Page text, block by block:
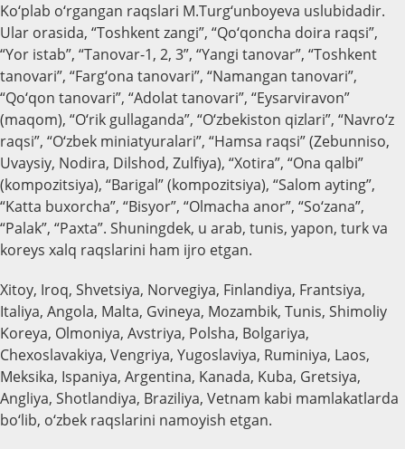
Ko‘plab o‘rgangan raqslari M.Turg‘unboyeva uslubidadir.
Ular orasida, “Toshkent zangi”, “Qo‘qoncha doira raqsi”,
“Yor istab”, “Tanovar-1, 2, 3”, “Yangi tanovar”, “Toshkent
tanovari”, “Farg‘ona tanovari”, “Namangan tanovari”,
“Qo‘qon tanovari”, “Adolat tanovari”, “Eysarviravon”
(maqom), “O‘rik gullaganda”, “O‘zbekiston qizlari”, “Navro‘z
raqsi”, “O‘zbek miniatyuralari”, “Hamsa raqsi” (Zebunniso,
Uvaysiy, Nodira, Dilshod, Zulfiya), “Xotira”, “Ona qalbi”
(kompozitsiya), “Barigal” (kompozitsiya), “Salom ayting”,
“Katta buxorcha”, “Bisyor”, “Olmacha anor”, “So‘zana”,
“Palak”, “Paxta”. Shuningdek, u arab, tunis, yapon, turk va
koreys xalq raqslarini ham ijro etgan.
Xitoy, Iroq, Shvetsiya, Norvegiya, Finlandiya, Frantsiya,
Italiya, Angola, Malta, Gvineya, Mozambik, Tunis, Shimoliy
Koreya, Olmoniya, Avstriya, Polsha, Bolgariya,
Chexoslavakiya, Vengriya, Yugoslaviya, Ruminiya, Laos,
Meksika, Ispaniya, Argentina, Kanada, Kuba, Gretsiya,
Angliya, Shotlandiya, Braziliya, Vetnam kabi mamlakatlarda
bo‘lib, o‘zbek raqslarini namoyish etgan.